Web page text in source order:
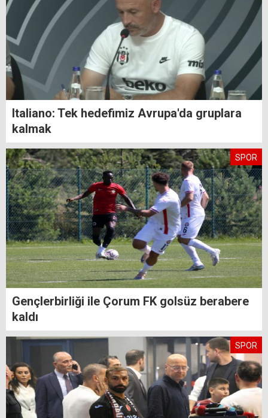
Italiano: Tek hedefimiz Avrupa'da gruplara
kalmak
SPOR
Gençlerbirliği ile Çorum FK golsüz berabere
kaldı
SPOR